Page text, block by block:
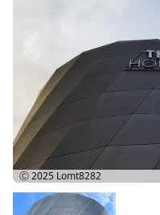
Ⓒ 2025 Lomt8282